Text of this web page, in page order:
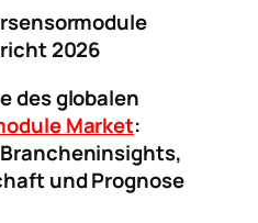
2026
des globalen
Market:
und Prognose